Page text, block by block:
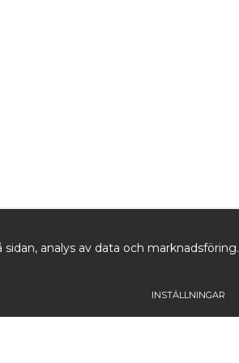
analys av data och marknadsföring.
INSTÄLLNINGAR